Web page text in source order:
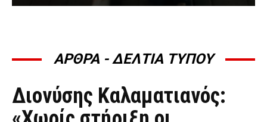
ΑΡΘΡΑ - ΔΕΛΤΙΑ ΤΥΠΟΥ
ΆΡΘΡΑ - ΔΕΛΤΊΑ ΤΎΠΟΥ
Διονύσης Καλαματιανός: